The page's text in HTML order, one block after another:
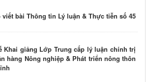
viết bài Thông tin Lý luận & Thực tiễn số 45
Khai giảng Lớp Trung cấp lý luận chính trị
hàng Nông nghiệp & Phát triển nông thôn